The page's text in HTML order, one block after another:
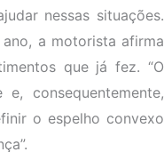
nessas situações.
a motorista afirma
que já fez. “O
consequentemente,
o espelho convexo